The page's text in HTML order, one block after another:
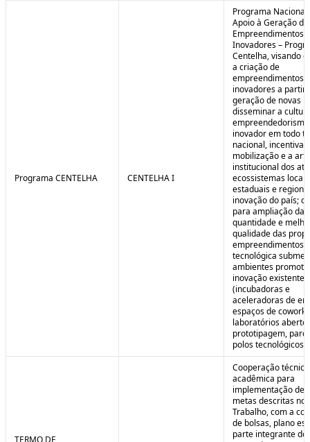
Programa CENTELHA CENTELHA I
Programa Nacional
Apoio à Geração de
Empreendimentos
Inovadores –
Centelha, visando
a criação de
empreendimentos
inovadores a partir
geração de novas
disseminar a
empreendedorismo
inovador em todo
nacional,
mobilização e a
institucional dos
ecossistemas
estaduais e
inovação do país;
para ampliação da
quantidade e
qualidade das
empreendimentos
tecnológica
ambientes
inovação
(incubadoras e
aceleradoras de
espaços de
laboratórios
prototipagem,
polos tecnológicos
TERMO DE
Cooperação
acadêmica para
implementação de
metas descritas no
Trabalho, com a
de bolsas, plano
parte integrante do